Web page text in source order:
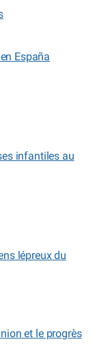
España
infantiles au
lépreux du
et le progrès